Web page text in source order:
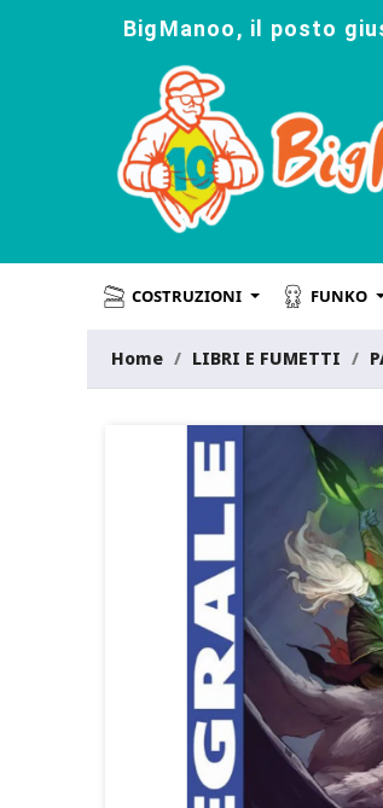
BigManoo, il posto
COSTRUZIONI FUNKO
Home LIBRI E FUMETTI